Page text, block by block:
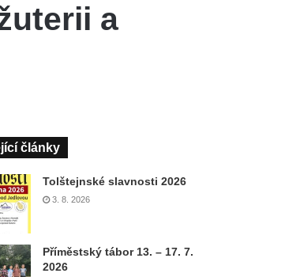
a
články
Tolštejnské slavnosti 2026
3. 8. 2026
Příměstský tábor 13. – 17. 7.
2026